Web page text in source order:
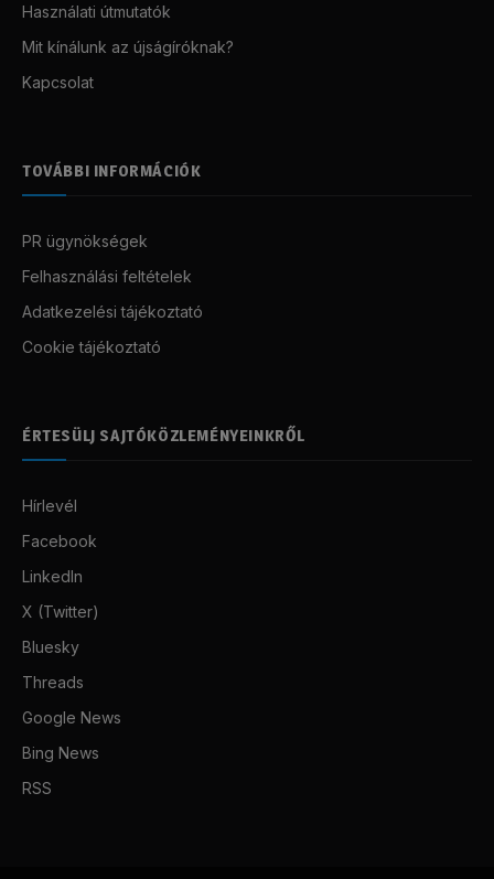
Használati útmutatók
Mit kínálunk az újságíróknak?
Kapcsolat
TOVÁBBI INFORMÁCIÓK
PR ügynökségek
Felhasználási feltételek
Adatkezelési tájékoztató
Cookie tájékoztató
ÉRTESÜLJ SAJTÓKÖZLEMÉNYEINKRŐL
Hírlevél
Facebook
LinkedIn
X (Twitter)
Bluesky
Threads
Google News
Bing News
RSS